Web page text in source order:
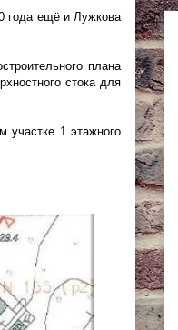
года ещё и Лужкова
плана
стока для
участке 1 этажного